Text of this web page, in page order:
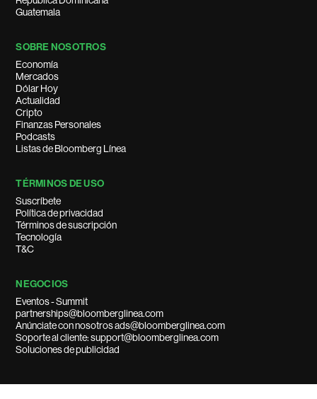
Guatemala
SOBRE NOSOTROS
Economía
Mercados
Dólar Hoy
Actualidad
Cripto
Finanzas Personales
Podcasts
Listas de Bloomberg Línea
TÉRMINOS DE USO
Suscríbete
Política de privacidad
Términos de suscripción
Tecnología
T&C
NEGOCIOS
Eventos - Summit
partnerships@bloomberglinea.com
Anúnciate con nosotros ads@bloomberglinea.com
Soporte al cliente: support@bloomberglinea.com
Soluciones de publicidad